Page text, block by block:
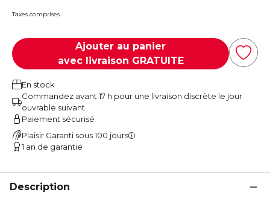
Taxes comprises
Ajouter au panier
avec livraison GRATUITE
En stock
Commandez avant 17 h pour une livraison discrète le jour
ouvrable suivant
Paiement sécurisé
Plaisir Garanti sous 100 jours
1 an de garantie
Description